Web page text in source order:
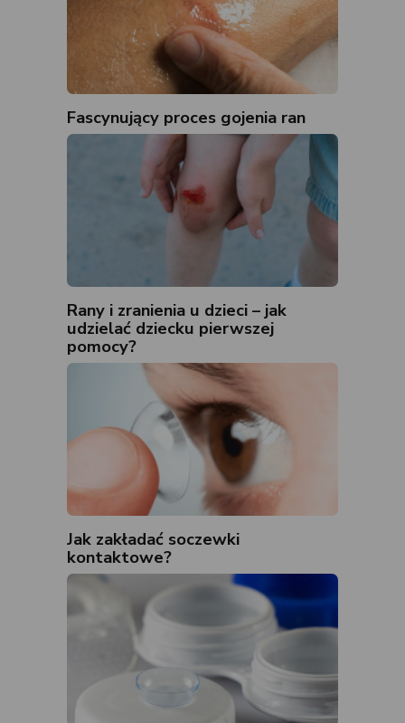
Fascynujący proces gojenia ran
Rany i zranienia u dzieci – jak
udzielać dziecku pierwszej
pomocy?
Jak zakładać soczewki
kontaktowe?